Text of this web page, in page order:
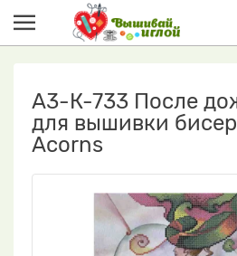
А3-К-733 После
для вышивки
Acorns